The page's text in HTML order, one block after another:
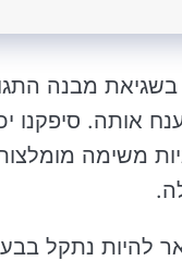
מבנה
אותה. סיפקנו
משימה
להיות נתקל